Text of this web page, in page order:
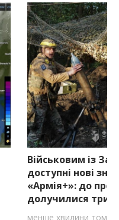
Військовим із
доступні нові
«Армія+»: до
долучилися три
менше хвилини тому